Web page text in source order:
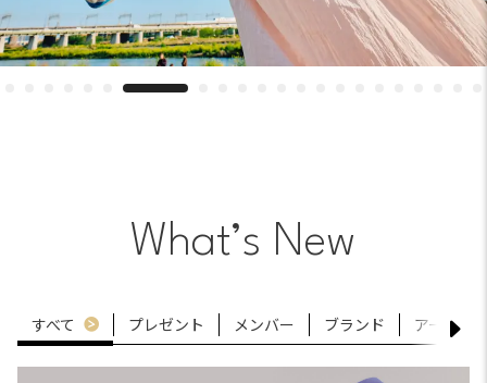
What’s New
すべて プレゼント メンバー ブランド アートと